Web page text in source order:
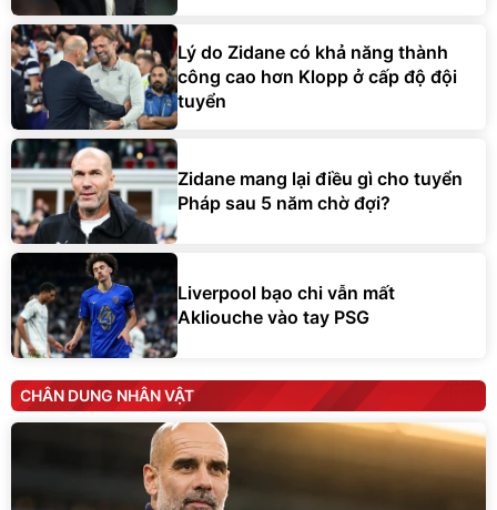
Lý do Zidane có khả năng thành
công cao hơn Klopp ở cấp độ đội
tuyển
Zidane mang lại điều gì cho tuyển
Pháp sau 5 năm chờ đợi?
Liverpool bạo chi vẫn mất
Akliouche vào tay PSG
CHÂN DUNG NHÂN VẬT